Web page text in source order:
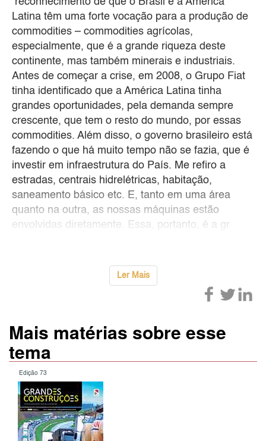
Latina têm uma forte vocação para a produção de
commodities – commodities agrícolas,
especialmente, que é a grande riqueza deste
continente, mas também minerais e industriais.
Antes de começar a crise, em 2008, o Grupo Fiat
tinha identificado que a América Latina tinha
grandes oportunidades, pela demanda sempre
crescente, que tem o resto do mundo, por essas
commodities. Além disso, o governo brasileiro está
fazendo o que há muito tempo não se fazia, que é
investir em infraestrutura do País. Me refiro a
estradas, centrais hidrelétricas, habitação,
saneamento básico etc. E, tanto em uma área
quanto na outra, as nossas máquinas estão
envolvidas diretamente. Essa, portanto, é a gr
Ler Mais
Mais matérias sobre esse
tema
Edição 73